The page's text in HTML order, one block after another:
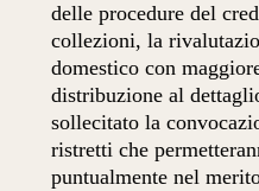
delle procedure del
collezioni, la
domestico con
distribuzione al
sollecitato la
ristretti che
puntualmente nel